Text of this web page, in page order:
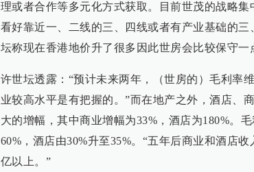
理或者合作等多元化方式获取。目前世茂的战略
看好靠近一、二线的三、四线或者有产业基础的
坛称现在香港地价升了很多因此世房会比较保守一
许世坛透露：“预计未来两年，（世房的）毛利率
业较高水平是有把握的。”而在地产之外，酒店、
大的增幅，其中商业增幅为33%，酒店为180%。
60%，酒店由30%升至35%。“五年后商业和酒店
亿以上。”